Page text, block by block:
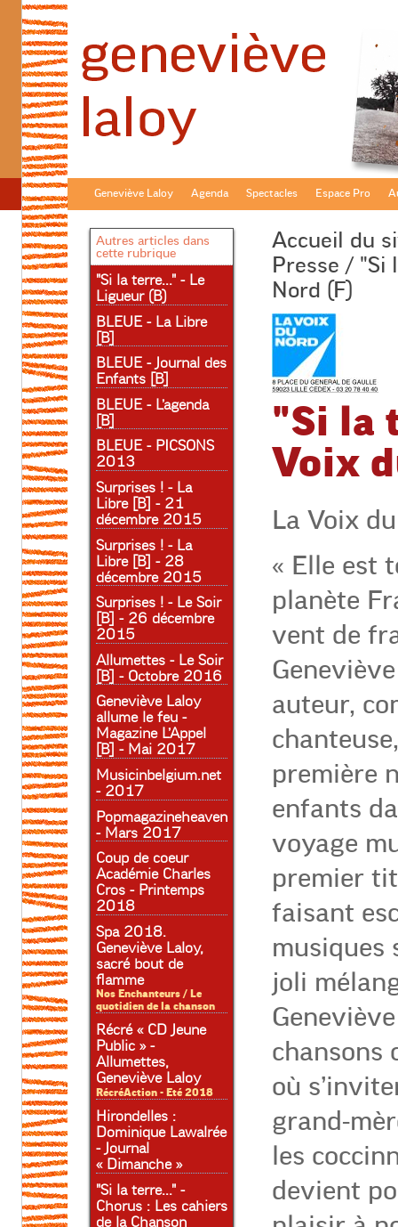
Geneviève Laloy Agenda Spectacles Espace Pro
Autres articles dans
cette rubrique
"Si la terre..." - Le
Ligueur (B)
BLEUE - La Libre
[B]
BLEUE - Journal des
Enfants [B]
BLEUE - L’agenda
[B]
BLEUE - PICSONS
2013
Surprises ! - La
Libre [B] - 21
décembre 2015
Surprises ! - La
Libre [B] - 28
décembre 2015
Surprises ! - Le Soir
[B] - 26 décembre
2015
Allumettes - Le Soir
[B] - Octobre 2016
Geneviève Laloy
allume le feu -
Magazine L’Appel
[B] - Mai 2017
Musicinbelgium.net
- 2017
Popmagazineheaven
- Mars 2017
Coup de coeur
Académie Charles
Cros - Printemps
2018
Spa 2018.
Geneviève Laloy,
sacré bout de
flamme
Nos Enchanteurs / Le
quotidien de la chanson
Récré « CD Jeune
Public » -
Allumettes,
Geneviève Laloy
RécréAction - Eté 2018
Hirondelles :
Dominique Lawalrée
- Journal
« Dimanche »
"Si la terre..." -
Chorus : Les cahiers
de la Chanson
Accueil du
Presse / "Si
Nord (F)
"Si la
Voix
La Voix
« Elle est
planète
vent de
auteur,
première
enfants
voyage
premier
faisant
musiques
joli
chansons
où
grand-
les
devient